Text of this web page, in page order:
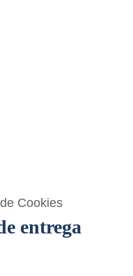
Cookies
entrega